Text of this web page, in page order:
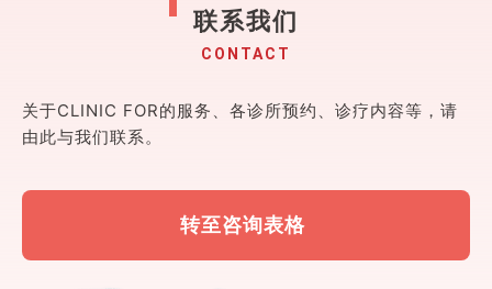
联系我们
CONTACT
关于CLINIC FOR的服务、各诊所预约、诊疗内容等，请
由此与我们联系。
转至咨询表格